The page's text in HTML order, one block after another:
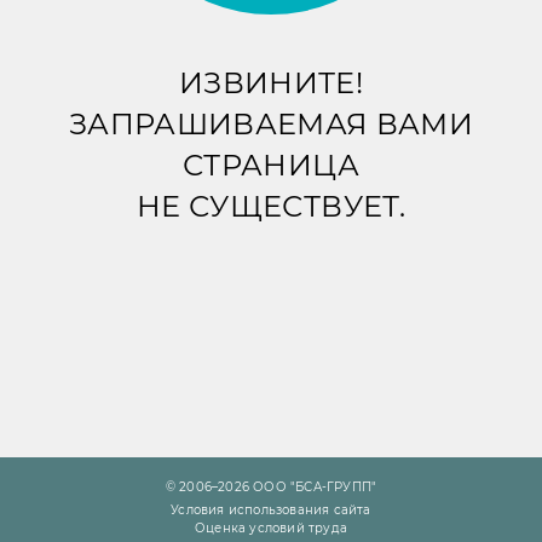
ИЗВИНИТЕ!
ЗАПРАШИВАЕМАЯ ВАМИ
СТРАНИЦА
НЕ СУЩЕСТВУЕТ.
© 2006–2026 ООО "БСА-ГРУПП"
Условия использования сайта
Оценка условий труда